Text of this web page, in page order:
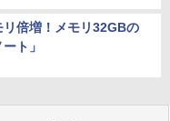
倍増！メモリ32GBの
ト」